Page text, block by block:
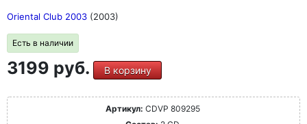
Oriental Club 2003 (2003)
Есть в наличии
3199 руб. В корзину
Артикул: CDVP 809295